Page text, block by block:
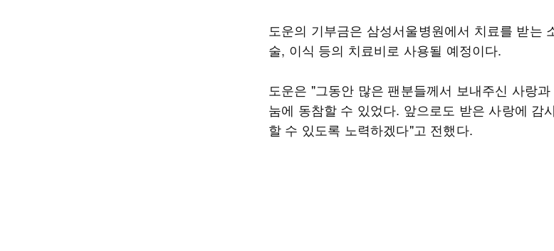
도운의 기부금은 삼성서울병원에서 치료를 받는
술, 이식 등의 치료비로 사용될 예정이다.
도운은 "그동안 많은 팬분들께서 보내주신 사랑
눔에 동참할 수 있었다. 앞으로도 받은 사랑에 감
할 수 있도록 노력하겠다"고 전했다.